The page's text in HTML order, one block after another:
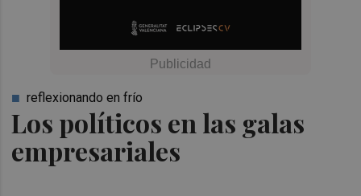
Los políticos en las galas
empresariales
reflexionando en frío